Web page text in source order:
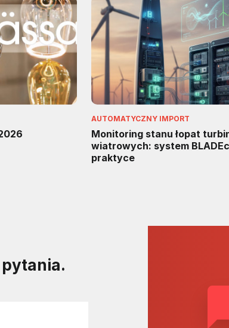
AUTOMATYCZNY IMPORT
Monitoring stanu łopat
wiatrowych: system
praktyce
pytania.